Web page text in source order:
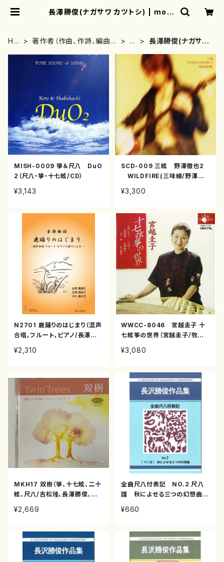
長澤勝俊(ナガサワ カツトシ) | moth
HO
著作者（作曲、作詩、編曲、
な
長澤勝俊(ナガサワ
MISH-0009 箏＆尺八 DuO
2（尺八・箏・十七絃/CD）
¥3,143
SCD-009 三絃 野澤徹也2
WILDFIRE(三味線/野澤徹
¥3,300
N2701 鹿踊りのはじまり（混声
合唱，フルート，ピアノ/長澤勝
¥2,310
WWCC-8046 宮越圭子 十
七絃筝の世界（宮越圭子/牧野
藤敏直、吉松隆、新実徳英/CD）
¥3,080
MKH17 双樹（箏、十七絃、二十
絃、尺八/吉松隆、長澤勝俊、宮
朗、千秋次郎/CD）
¥2,669
全曲尺八付表記 NO.2 尺八
譜 秋によせる三つの幻想曲(/
¥660